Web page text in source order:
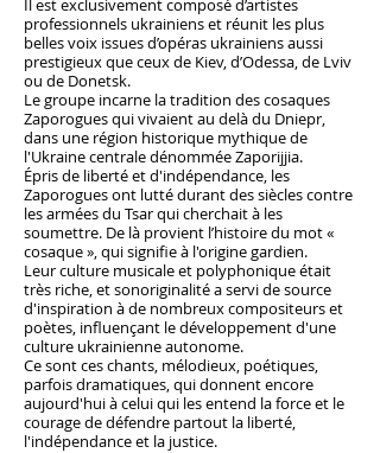
Il est exclusivement composé d’artistes
professionnels ukrainiens et réunit les plus
belles voix issues d’opéras ukrainiens aussi
prestigieux que ceux de Kiev, d’Odessa, de Lviv
ou de Donetsk.
Le groupe incarne la tradition des cosaques
Zaporogues qui vivaient au delà du Dniepr,
dans une région historique mythique de
l'Ukraine centrale dénommée Zaporijjia.
Épris de liberté et d'indépendance, les
Zaporogues ont lutté durant des siècles contre
les armées du Tsar qui cherchait à les
soumettre. De là provient l’histoire du mot «
cosaque », qui signifie à l'origine gardien.
Leur culture musicale et polyphonique était
très riche, et sonoriginalité a servi de source
d'inspiration à de nombreux compositeurs et
poètes, influençant le développement d'une
culture ukrainienne autonome.
Ce sont ces chants, mélodieux, poétiques,
parfois dramatiques, qui donnent encore
aujourd'hui à celui qui les entend la force et le
courage de défendre partout la liberté,
l'indépendance et la justice.